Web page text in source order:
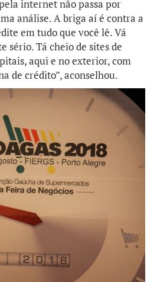
internet não passa por
análise. A briga aí é contra a
em tudo que você lê. Vá
sério. Tá cheio de sites de
aqui e no exterior, com
de crédito”, aconselhou.